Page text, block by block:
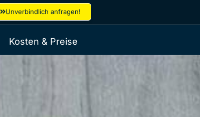
Unverbindlich anfragen!
Kosten & Preise